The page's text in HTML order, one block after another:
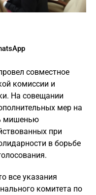
совместное
комиссии и
На совещании
мер на
мишенью
при
в борьбе
все указания
комитета по